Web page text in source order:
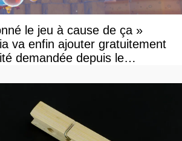
le jeu à cause de ça »
va enfin ajouter gratuitement
demandée depuis le